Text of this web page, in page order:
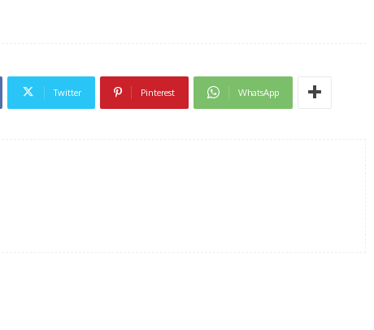
Twitter Pinterest WhatsApp